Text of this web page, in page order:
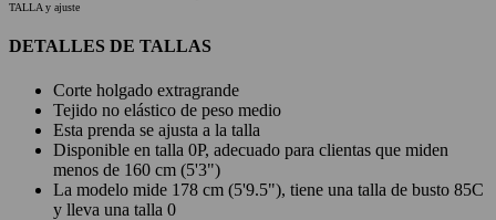
TALLA y ajuste
DETALLES DE TALLAS
Corte holgado extragrande
Tejido no elástico de peso medio
Esta prenda se ajusta a la talla
Disponible en talla 0P, adecuado para clientas que miden
menos de 160 cm (5'3")
La modelo mide 178 cm (5'9.5"), tiene una talla de busto 85C
y lleva una talla 0